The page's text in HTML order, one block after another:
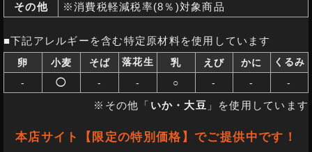
その他
※消費税軽減税率(8％)対象商品
■下記アレルギーを含む特定原材料を使用しています
卵 小麦 そば 落花生 乳 えび かに
くるみ
-
◯ - - ○ - - -
※その他「 いか・大豆 」を使用しています
本店サイト【限定の特別価格】でご提供中です！